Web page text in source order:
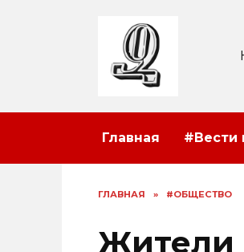
Главная #Вести
ГЛАВНАЯ » #ОБЩЕСТВО
Жители